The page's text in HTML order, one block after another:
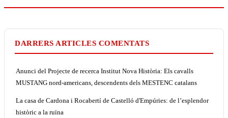
DARRERS ARTICLES COMENTATS
Anunci del Projecte de recerca Institut Nova Història: Els cavalls
MUSTANG nord-americans, descendents dels MESTENC catalans
La casa de Cardona i Rocabertí de Castelló d'Empúries: de l’esplendor
històric a la ruïna